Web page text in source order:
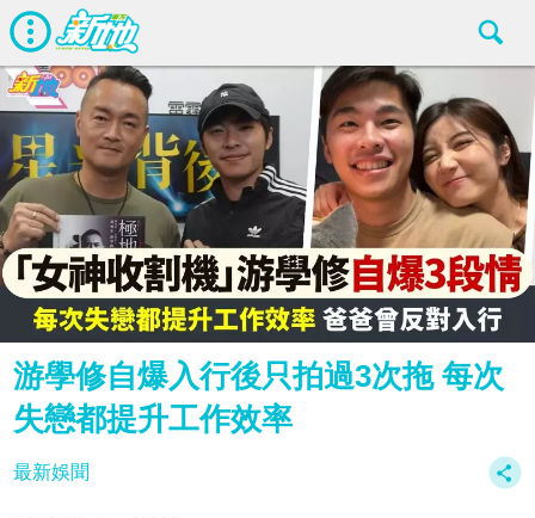
游學修自爆入行後只拍過3次拖 每次
失戀都提升工作效率
最新娛聞